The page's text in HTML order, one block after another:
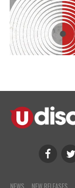
NEWS NEW RELEASES